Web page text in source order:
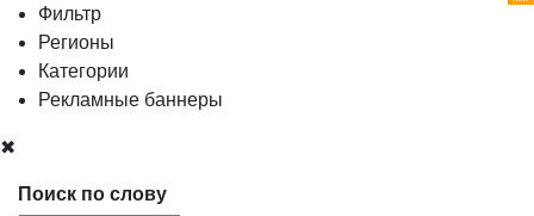
Фильтр
Регионы
Категории
Рекламные баннеры
✖
Поиск по слову